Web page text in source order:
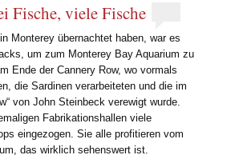
Fische, viele Fische
Monterey übernachtet haben, war es
um zum Monterey Bay Aquarium zu
Ende der Cannery Row, wo vormals
die Sardinen verarbeiteten und die im
von John Steinbeck verewigt wurde.
Fabrikationshallen viele
eingezogen. Sie alle profitieren vom
das wirklich sehenswert ist.